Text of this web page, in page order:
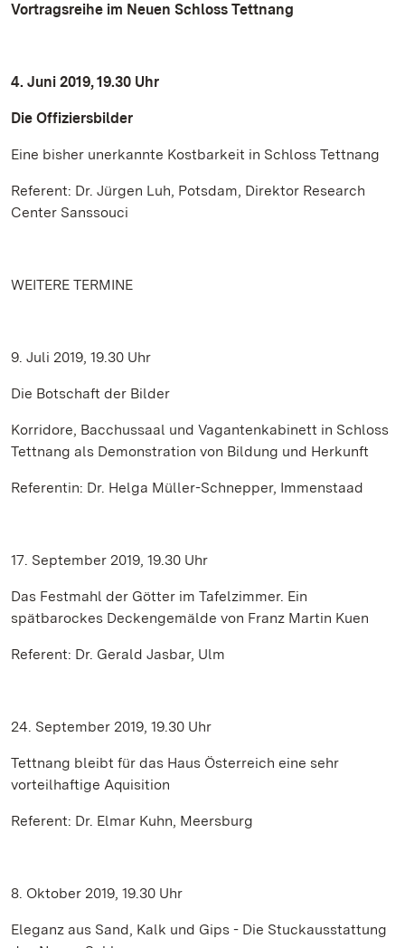
Vortragsreihe im Neuen Schloss Tettnang
4. Juni 2019, 19.30 Uhr
Die Offiziersbilder
Eine bisher unerkannte Kostbarkeit in Schloss Tettnang
Referent: Dr. Jürgen Luh, Potsdam, Direktor Research
Center Sanssouci
WEITERE TERMINE
9. Juli 2019, 19.30 Uhr
Die Botschaft der Bilder
Korridore, Bacchussaal und Vagantenkabinett in Schloss
Tettnang als Demonstration von Bildung und Herkunft
Referentin: Dr. Helga Müller-Schnepper, Immenstaad
17. September 2019, 19.30 Uhr
Das Festmahl der Götter im Tafelzimmer. Ein
spätbarockes Deckengemälde von Franz Martin Kuen
Referent: Dr. Gerald Jasbar, Ulm
24. September 2019, 19.30 Uhr
Tettnang bleibt für das Haus Österreich eine sehr
vorteilhaftige Aquisition
Referent: Dr. Elmar Kuhn, Meersburg
8. Oktober 2019, 19.30 Uhr
Eleganz aus Sand, Kalk und Gips - Die Stuckausstattung